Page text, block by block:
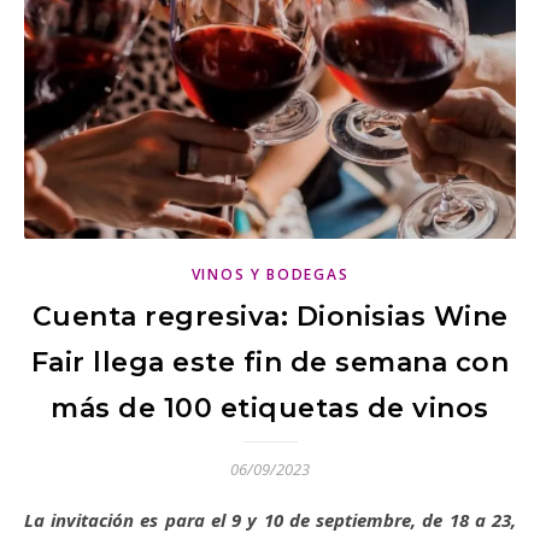
VINOS Y BODEGAS
Cuenta regresiva: Dionisias Wine
Fair llega este fin de semana con
más de 100 etiquetas de vinos
06/09/2023
La invitación es para el 9 y 10 de septiembre, de 18 a 23,